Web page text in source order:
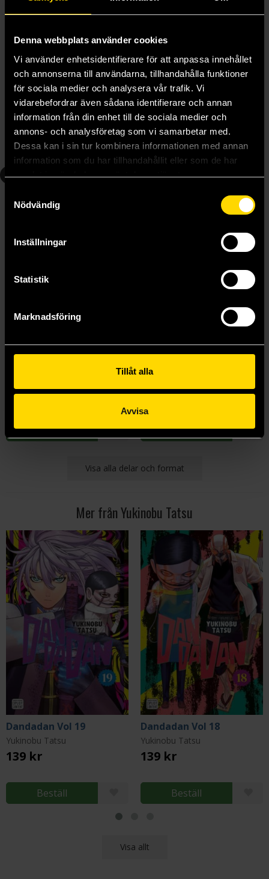
Denna webbplats använder cookies
Vi använder enhetsidentifierare för att anpassa innehållet
och annonserna till användarna, tillhandahålla funktioner
för sociala medier och analysera vår trafik. Vi
vidarebefordrar även sådana identifierare och annan
information från din enhet till de sociala medier och
annons- och analysföretag som vi samarbetar med.
Dessa kan i sin tur kombinera informationen med annan
information som du har tillhandahållit eller som de har
samlat in när du har använt deras tjänster.
Nödvändig
Inställningar
Statistik
Marknadsföring
Tillåt alla
Avvisa
Dandadan Vol 3
Yukinobu Tatsu
139 kr
Längre leveranstid
Beställ
Dandadan Vol 4
Yukinobu Tatsu
139 kr
Beställ
5
139 kr
Beställ
6
Yukinobu Tatsu
139 kr
Beställ
Visa alla delar och format
Mer från Yukinobu Tatsu
Dandadan Vol 19
Yukinobu Tatsu
139 kr
Beställ
Dandadan Vol 18
Yukinobu Tatsu
139 kr
Beställ
Visa allt